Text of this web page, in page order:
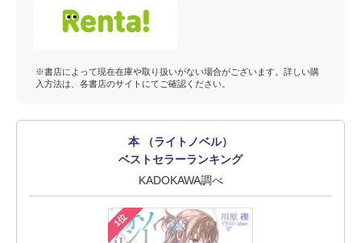
※書店によって現在在庫や取り扱いがない場合がございます。詳しい購
入方法は、各書店のサイトにてご確認ください。
本 （ライトノベル）
ベストセラーランキング
KADOKAWA調べ
1位